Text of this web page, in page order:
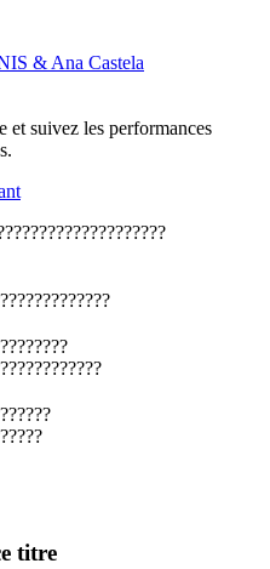
& Ana Castela
et suivez les performances
titre